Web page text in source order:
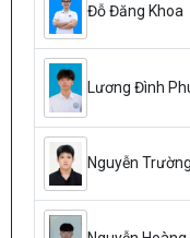
Đỗ Đăng Khoa
Lương Đình
Nguyễn